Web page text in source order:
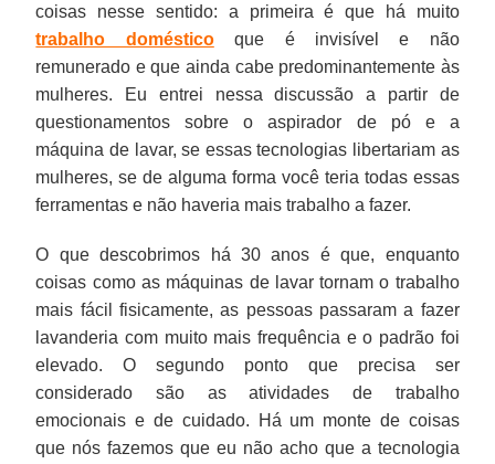
coisas nesse sentido: a primeira é que há muito
trabalho domésticoque é invisível e não
remunerado e que ainda cabe predominantemente às
mulheres. Eu entrei nessa discussão a partir de
questionamentos sobre o aspirador de pó e a
máquina de lavar, se essas tecnologias libertariam as
mulheres, se de alguma forma você teria todas essas
ferramentas e não haveria mais trabalho a fazer.
O que descobrimos há 30 anos é que, enquanto
coisas como as máquinas de lavar tornam o trabalho
mais fácil fisicamente, as pessoas passaram a fazer
lavanderia com muito mais frequência e o padrão foi
elevado. O segundo ponto que precisa ser
considerado são as atividades de trabalho
emocionais e de cuidado. Há um monte de coisas
que nós fazemos que eu não acho que a tecnologia